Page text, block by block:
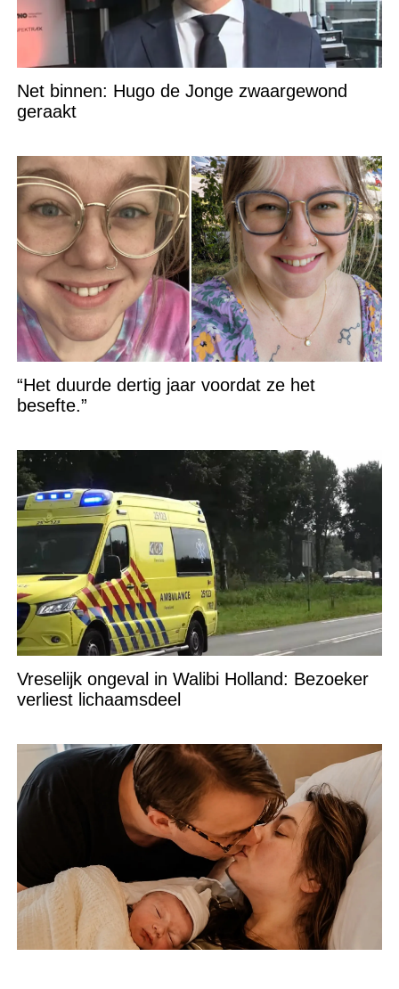
Net binnen: Hugo de Jonge zwaargewond
geraakt
“Het duurde dertig jaar voordat ze het
besefte.”
Vreselijk ongeval in Walibi Holland: Bezoeker
verliest lichaamsdeel